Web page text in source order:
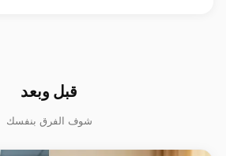
قبل وبعد
شوف الفرق بنفسك